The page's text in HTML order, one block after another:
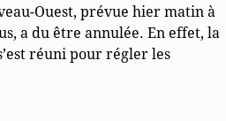
Ouest, prévue hier matin à
a du être annulée. En effet, la
réuni pour régler les